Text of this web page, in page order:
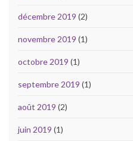
décembre 2019 (2)
novembre 2019 (1)
octobre 2019 (1)
septembre 2019 (1)
août 2019 (2)
juin 2019 (1)